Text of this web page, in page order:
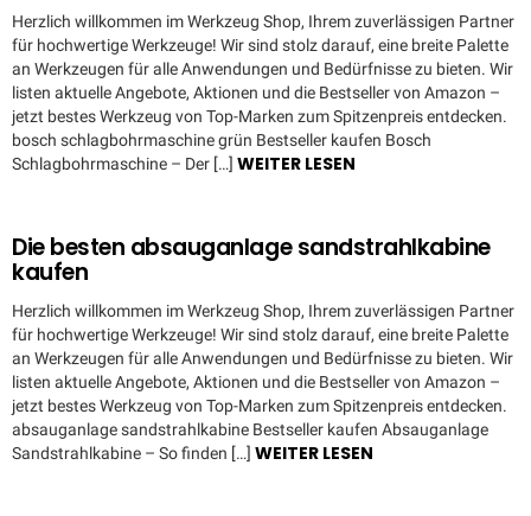
Herzlich willkommen im Werkzeug Shop, Ihrem zuverlässigen Partner
für hochwertige Werkzeuge! Wir sind stolz darauf, eine breite Palette
an Werkzeugen für alle Anwendungen und Bedürfnisse zu bieten. Wir
listen aktuelle Angebote, Aktionen und die Bestseller von Amazon –
jetzt bestes Werkzeug von Top-Marken zum Spitzenpreis entdecken.
bosch schlagbohrmaschine grün Bestseller kaufen Bosch
Schlagbohrmaschine – Der […] WEITER LESEN
Die besten absauganlage sandstrahlkabine
kaufen
Herzlich willkommen im Werkzeug Shop, Ihrem zuverlässigen Partner
für hochwertige Werkzeuge! Wir sind stolz darauf, eine breite Palette
an Werkzeugen für alle Anwendungen und Bedürfnisse zu bieten. Wir
listen aktuelle Angebote, Aktionen und die Bestseller von Amazon –
jetzt bestes Werkzeug von Top-Marken zum Spitzenpreis entdecken.
absauganlage sandstrahlkabine Bestseller kaufen Absauganlage
Sandstrahlkabine – So finden […] WEITER LESEN